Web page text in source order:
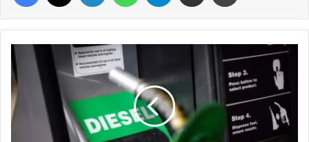
Petrobras
avisa
a
Lula
que
precisa